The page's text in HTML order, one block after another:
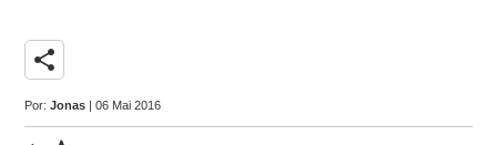
share
Por:Jonas | 06 Mai 2016